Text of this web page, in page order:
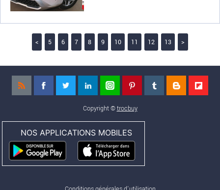
< 5 6 7 8 9 10 11 12 13 >
Copyright ©trocbuy
NOS APPLICATIONS MOBILES